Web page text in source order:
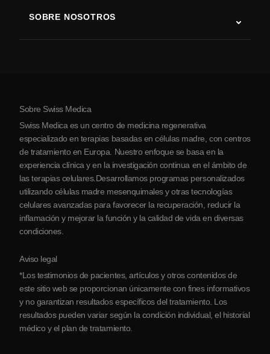
Enfermedad de Parkinson
Artritis
SOBRE NOSOTROS
Sobre Serbia
Colaboraciones
Sobre Swiss Medica
Swiss Medica es un centro de medicina regenerativa
especializado en terapias basadas en células madre, con centros
de tratamiento en Europa. Nuestro enfoque se basa en la
experiencia clínica y en la investigación continua en el ámbito de
las terapias celulares.Desarrollamos programas personalizados
utilizando células madre mesenquimales y otras tecnologías
celulares avanzadas para favorecer la recuperación, reducir la
inflamación y mejorar la función y la calidad de vida en diversas
condiciones.
Aviso legal
*Los testimonios de pacientes, artículos y otros contenidos de
este sitio web se proporcionan únicamente con fines informativos
y no garantizan resultados específicos del tratamiento. Los
resultados pueden variar según la condición individual, el historial
médico y el plan de tratamiento.